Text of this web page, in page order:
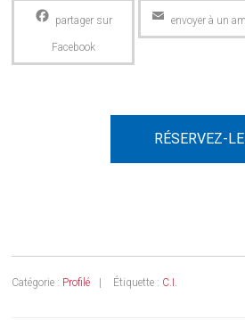
Facebook Email
RÉSERVEZ-LE
Catégorie : Profilé Étiquette : C.I.